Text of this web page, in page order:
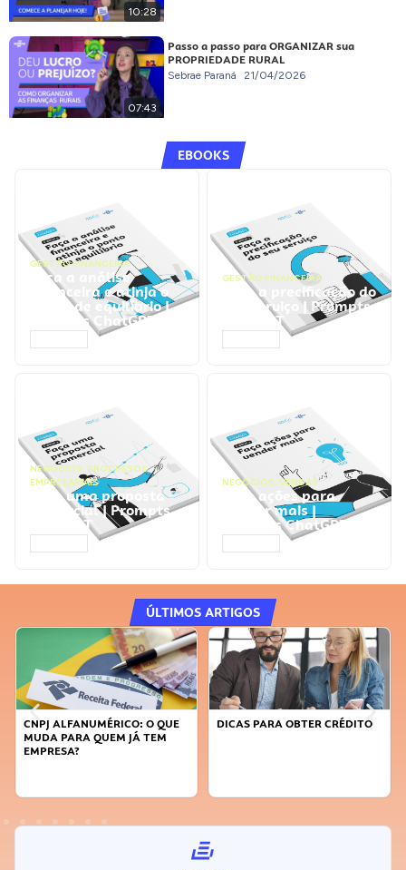
10:28
07:43
Passo a passo para ORGANIZAR sua
PROPRIEDADE RURAL
Sebrae Paraná 21/04/2026
EBOOKS
GESTÃO FINANCEIRA
Faça a análise
financeira e atinja o
ponto de equilíbrio |
Prompts ChatGPT
GESTÃO FINANCEIRA
Faça a precificação do
seu serviço | Prompts
ChatGPT
NEGÓCIOS, PROCESSOS
EMPRESARIAIS
Faça uma proposta
comercial | Prompts
ChatGPT
NEGÓCIOS, VENDAS
Faça ações para
vender mais |
Prompts ChatGPT
ÚLTIMOS ARTIGOS
CNPJ ALFANUMÉRICO: O QUE
MUDA PARA QUEM JÁ TEM
EMPRESA?
DICAS PARA OBTER CRÉDITO